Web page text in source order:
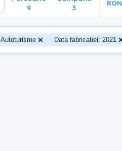
9 3
RON
Autoturisme Data fabricatiei: 2021